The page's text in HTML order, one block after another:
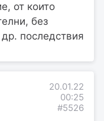
от които
без
последствия
20.01.22
00:25
#5526